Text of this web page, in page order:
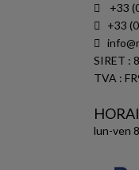
+33
+33
SIRET :
TVA :
lun-ven